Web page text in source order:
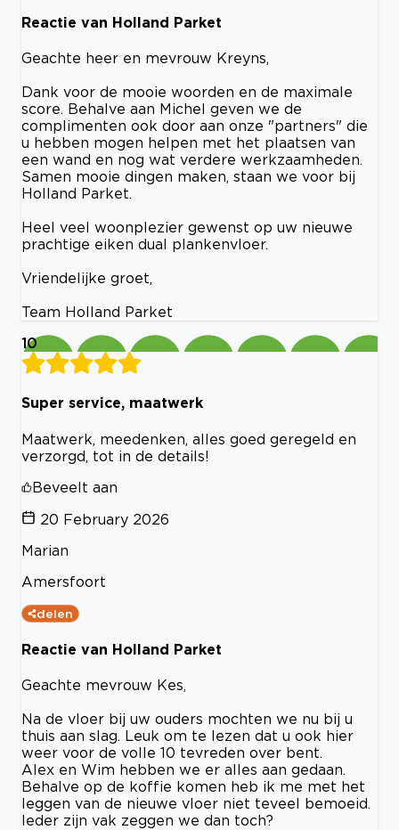
Reactie van Holland Parket
Geachte heer en mevrouw Kreyns,
Dank voor de mooie woorden en de maximale
score. Behalve aan Michel geven we de
complimenten ook door aan onze "partners" die
u hebben mogen helpen met het plaatsen van
een wand en nog wat verdere werkzaamheden.
Samen mooie dingen maken, staan we voor bij
Holland Parket.
Heel veel woonplezier gewenst op uw nieuwe
prachtige eiken dual plankenvloer.
Vriendelijke groet,
Team Holland Parket
10
Super service, maatwerk
Maatwerk, meedenken, alles goed geregeld en
verzorgd, tot in de details!
Beveelt aan
20 February 2026
Marian
Amersfoort
delen
Reactie van Holland Parket
Geachte mevrouw Kes,
Na de vloer bij uw ouders mochten we nu bij u
thuis aan slag. Leuk om te lezen dat u ook hier
weer voor de volle 10 tevreden over bent.
Alex en Wim hebben we er alles aan gedaan.
Behalve op de koffie komen heb ik me met het
leggen van de nieuwe vloer niet teveel bemoeid.
Ieder zijn vak zeggen we dan toch?